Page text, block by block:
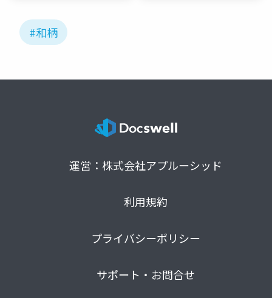
#和柄
運営：株式会社アプルーシッド
利用規約
プライバシーポリシー
サポート・お問合せ